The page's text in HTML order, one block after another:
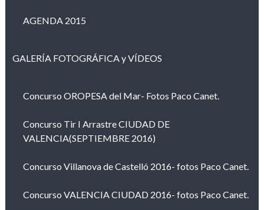
AGENDA 2015
GALERÍA FOTOGRÁFICA y VÍDEOS
Concurso OROPESA del Mar- Fotos Paco Canet.
Concurso Tir I Arrastre CIUDAD DE
VALENCIA(SEPTIEMBRE 2016)
Concurso Villanova de Castelló 2016- fotos Paco Canet.
Concurso VALENCIA CIUDAD 2016- fotos Paco Canet.